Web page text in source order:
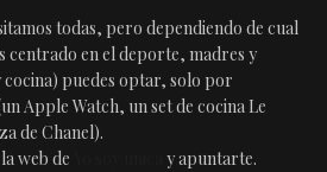
todas, pero dependiendo de cual
centrado en el deporte, madres y
puedes optar, solo por
Apple Watch, un set de cocina Le
de Chanel).
web de
y apuntarte.